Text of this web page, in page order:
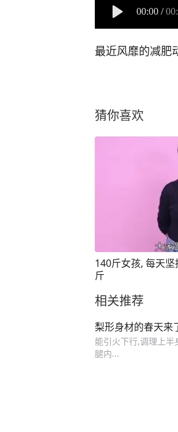
00:00 /
最近风靡的减肥
猜你喜欢
140斤女孩, 每天
斤
相关推荐
梨形身材的春天来
能引火下行,调理上
腿内...